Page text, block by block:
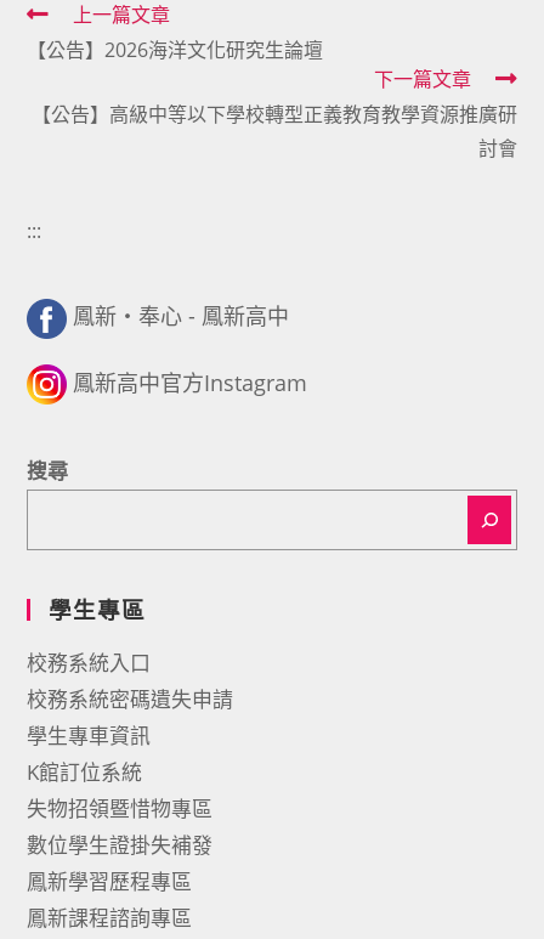
Read
more
articles
上一篇文章
【公告】2026海洋文化研究生論壇
下一篇文章
【公告】高級中等以下學校轉型正義教育教學資源推廣研
討會
:::
鳳新・奉心 - 鳳新高中
鳳新高中官方Instagram
搜尋
學生專區
校務系統入口
校務系統密碼遺失申請
學生專車資訊
K館訂位系統
失物招領暨惜物專區
數位學生證掛失補發
鳳新學習歷程專區
鳳新課程諮詢專區